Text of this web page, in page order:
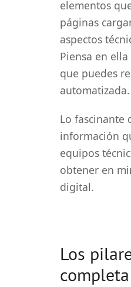
elementos
páginas
aspectos
Piensa en
que puedes
automatizada.
Lo fascinante
información
equipos
obtener en
digital.
Los
completa